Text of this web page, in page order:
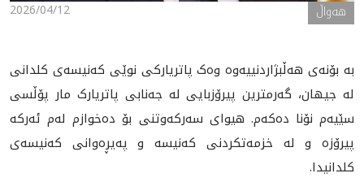
2026/04/12 هه‌واڵ
بە بۆنەی هەڵبژاردنييه‌وه‌ وەک پاتریارکی نوێی کەنیسەی کلدانی
لە جیهان، گەرمترین پیرۆزبایی لە جەنابی پاتریارک مار پۆڵسى
سێيه‌م نۆنا دەکەم. هیوای سەرکەوتنی بۆ دەخوازم لەم ئەرکە
پیرۆزە و لە خزمەتکردنی کەنیسە و په‌يڕه‌وانى كه‌نيسه‌ى
كلدانيدا.